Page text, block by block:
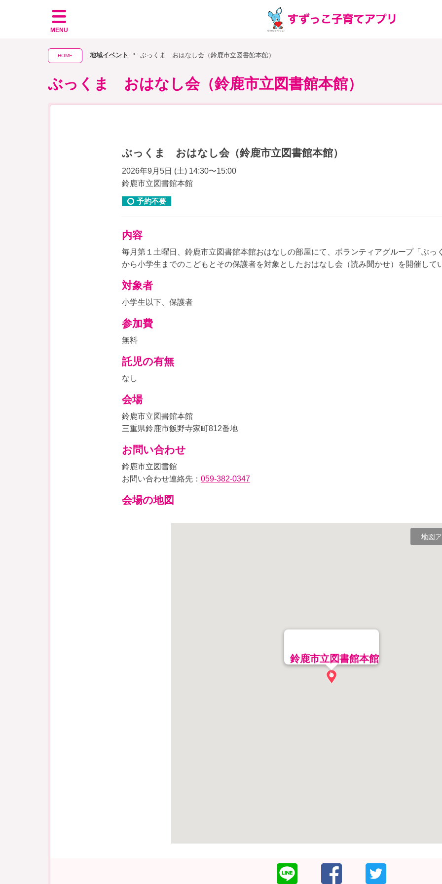
MENU
HOME 地域イベント ぶっくま おはなし会（鈴鹿市立図書館本館）
ぶっくま おはなし会（鈴鹿市立図書館本館）
ぶっくま おはなし会（鈴鹿市立図書館本館）
2026年9月5日 (土) 14:30〜15:00
鈴鹿市立図書館本館
予約不要
内容
毎月第１土曜日、鈴鹿市立図書館本館おはなしの部屋にて、ボランティアグループ「ぶっ
から小学生までのこどもとその保護者を対象としたおはなし会（読み聞かせ）を開催して
対象者
小学生以下、保護者
参加費
無料
託児の有無
なし
会場
鈴鹿市立図書館本館
三重県鈴鹿市飯野寺家町812番地
お問い合わせ
鈴鹿市立図書館
お問い合わせ連絡先： 059-382-0347
会場の地図
地図
鈴鹿市立図書館本館